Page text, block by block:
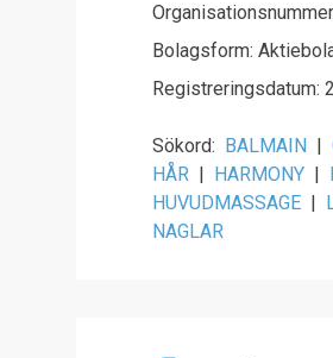
Bolagsform:
Registreringsdatum:
Sökord: BALMAIN |
HÅR | HARMONY |
HUVUDMASSAGE |
NAGLAR